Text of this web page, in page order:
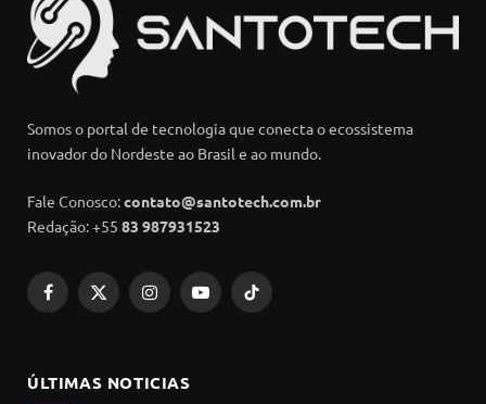
Somos o portal de tecnologia que conecta o ecossistema
inovador do Nordeste ao Brasil e ao mundo.
Fale Conosco:contato@santotech.com.br
Redação: +55 83 987931523
Facebook
X
InstagramYouTubeTikTok
ÚLTIMAS NOTICIAS